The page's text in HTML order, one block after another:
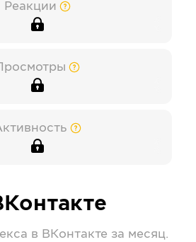
Реакции
в ВКонтакте за месяц.